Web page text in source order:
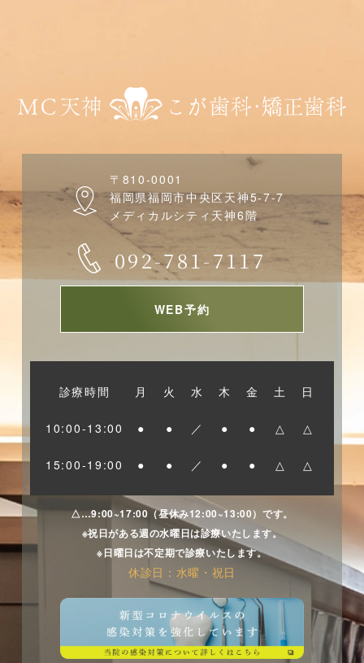
〒810-0001
福岡県福岡市中央区天神5-7-7
メディカルシティ天神6階
092-781-7117
WEB予約
診療時間 月 火 水 木 金 土 日
10:00-13:00 ● ● ／ ● ● △ △
15:00-19:00 ● ● ／ ● ● △ △
△…9:00~17:00（昼休み12:00~13:00）です。
※祝日がある週の水曜日は診療いたします。
※日曜日は不定期で診療いたします。
休診日：水曜・祝日